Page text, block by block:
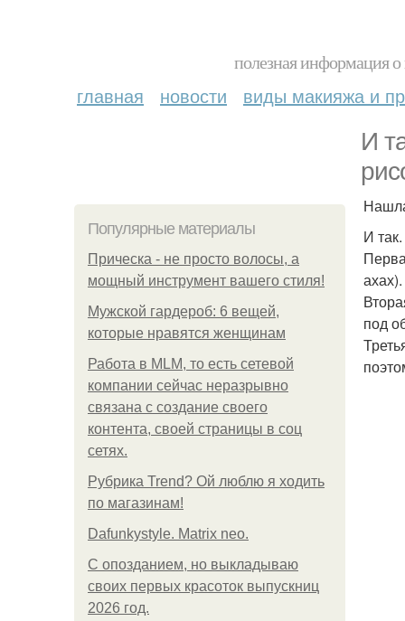
полезная информация
главная новости виды макияжа и
И
Популярные материалы
Прическа - не просто волосы, а
мощный инструмент вашего стиля!
Мужской гардероб: 6 вещей,
которые нравятся женщинам
Работа в MLM, то есть сетевой
компании сейчас неразрывно
связана с создание своего
контента, своей страницы в соц
сетях.
Рубрика Trend? Ой люблю я ходить
по магазинам!
Dafunkystyle. Matrix neo.
С опозданием, но выкладываю
своих первых красоток выпускниц
2026 год.
И так.
ахах).
под